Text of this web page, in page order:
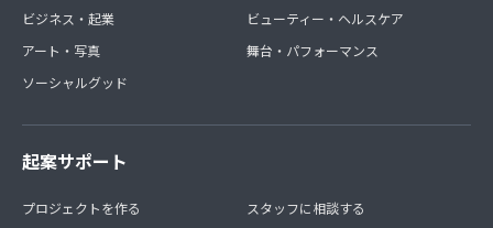
ビジネス・起業
アート・写真
ソーシャルグッド
ビューティー・ヘルスケア
舞台・パフォーマンス
起案サポート
プロジェクトを作る
スタッフに相談する